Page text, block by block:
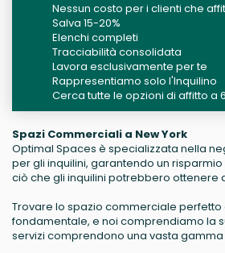
Nessun costo per i clienti che
Salva 15-20%
Elenchi completi
Tracciabilità consolidata
Lavora esclusivamente per te
Rappresentiamo solo l'Inquilino
Cerca tutte le opzioni di affitto a
Spazi Commerciali a New York
Optimal Spaces è specializzata nella
per gli inquilini, garantendo un risparmio
ciò che gli inquilini potrebbero ottenere
Trovare lo spazio commerciale perfetto
fondamentale, e noi comprendiamo la
servizi comprendono una vasta